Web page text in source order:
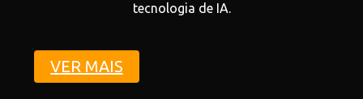
tecnologia de IA.
VER MAIS